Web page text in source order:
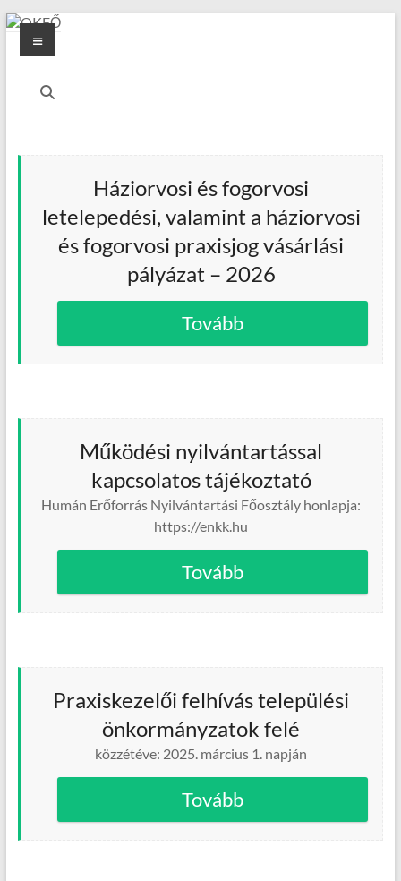
Skip
content
OKFŐ
Menu
Háziorvosi és fogorvosi
letelepedési, valamint a háziorvosi
és fogorvosi praxisjog vásárlási
pályázat – 2026
Tovább
Működési nyilvántartással
kapcsolatos tájékoztató
Humán Erőforrás Nyilvántartási Főosztály honlapja:
https://enkk.hu
Tovább
Praxiskezelői felhívás települési
önkormányzatok felé
közzétéve: 2025. március 1. napján
Tovább